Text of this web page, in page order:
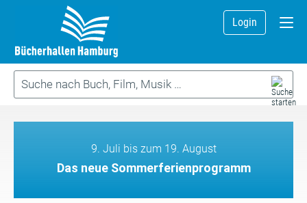
Login
9. Juli bis zum 19. August
Das neue Sommerferienprogramm